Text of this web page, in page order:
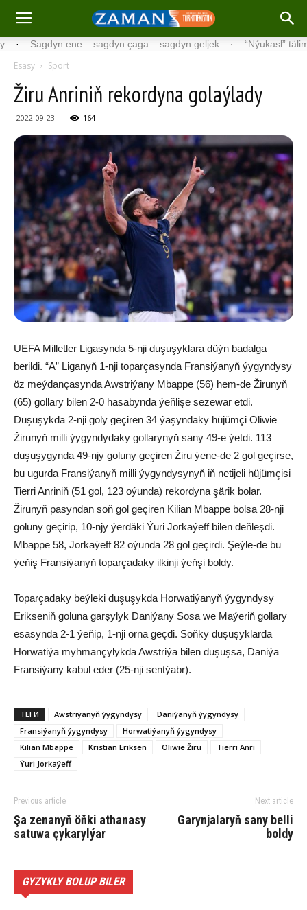
ene – sagdyn çaga – sagdyn geljek · “Nýukasl” tälimçisini
Esasy Sport
Žiru Anriniň rekordyna golaýlady
2022-09-23 164
UEFA Milletler Ligasynda 5-nji duşuşyklara düýn badalga
berildi. “A” Liganyň 1-nji toparçasynda Fransiýanyň ýygyndysy
öz meýdançasynda Awstriýany Mbappe (56) hem-de Žirunyň
(65) gollary bilen 2-0 hasabynda ýeňlişe sezewar etdi.
Duşuşykda 2-nji goly geçiren 34 ýaşyndaky hüjümçi Oliwie
Žirunyň milli ýygyndydaky gollarynyň sany 49-e ýetdi. 113
duşuşygynda 49-njy goluny geçiren Žiru ýene-de 2 gol geçirse,
bu ugurda Fransiýanyň milli ýygyndysynyň iň netijeli hüjümçisi
Tierri Anriniň (51 gol, 123 oýunda) rekordyna şärik bolar.
Žirunyň pasyndan soň gol geçiren Kilian Mbappe bolsa 28-nji
goluny geçirip, 10-njy ýerdäki Ýuri Jorkaýeff bilen deňleşdi.
Mbappe 58, Jorkaýeff 82 oýunda 28 gol geçirdi. Şeýle-de bu
ýeňiş Fransiýanyň toparçadaky ilkinji ýeňşi boldy.
Toparçadaky beýleki duşuşykda Horwatiýanyň ýygyndysy
Erikseniň goluna garşylyk Daniýany Sosa we Maýeriň gollary
esasynda 2-1 ýeňip, 1-nji orna geçdi. Soňky duşuşyklarda
Horwatiýa myhmançylykda Awstriýa bilen duşuşsa, Daniýa
Fransiýany kabul eder (25-nji sentýabr).
ТЕГИ Awstriýanyň ýygyndysy
Daniýanyň ýygyndysy
Fransiýanyň ýygyndysy
Horwatiýanyň ýygyndysy
Kilian Mbappe
Kristian Eriksen Oliwie Žiru
Tierri Anri
Ýuri Jorkaýeff
Previous article
Şa zenanyň öňki athanasy
satuwa çykarylýar
Next article
Garynjalaryň sany belli
boldy
GYZYKLY BOLUP BILER